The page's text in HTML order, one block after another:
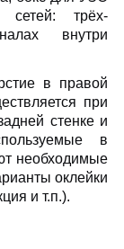
сетей: трёх-
внутри
в правой
при
стенке и
в
необходимые
оклейки
и т.п.).